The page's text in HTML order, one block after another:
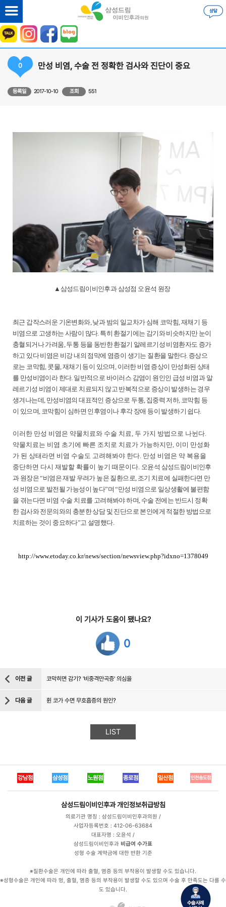
0 만성 비염, 수술 전 정확한 검사와 진단이 중요
등록일 2017-10-10 조회 551
▲삼성드림이비인후과 삼성점 오윤석 원장
최근 갑작스러운 기온변화와, 낮과 밤의 일교차가 심해 코막힘, 재채기 등
비염으로 고생하는 사람이 많다. 특히 환절기에는 감기와 비슷하지만 눈이
충혈되거나 가려움, 두통 등을 동반한 환절기 알레르기성 비염환자도 증가
하고 있다비염은 비강 내의 점막에 염증이 생기는 질환을 말한다. 증상으
로는 코막힘, 콧물, 재채기 등이 있으며, 이러한 비염 증상이 만성화된 상태
를 만성비염이라 한다. 일반적으로 바이러스 감염이 원인인 급성 비염과 알
레르기성 비염이 제대로 치료되지 않고 반복적으로 증상이 발생하는 경우
생겨나는데, 만성비염의 대표적인 증상으로 두통, 집중력 저하, 코막힘 등
이 있으며, 코막힘이 심하면 인후염이나 후각 장애 등이 발생하기 쉽다.
이러한 만성 비염은 약물치료와 수술 치료, 두 가지 방법으로 나뉜다.
약물치료는 비염 초기에 빠른 조치로 치료가 가능하지만, 이미 만성화
가 된 상태라면 비염 수술도 고려해봐야 한다. 만성 비염은 약 복용을
중단하면 다시 재발할 확률이 높기 때문이다. 오윤석 삼성드림이비인후
과 원장은 “비염은 재발 우려가 높은 질환으로, 조기 치료에 실패한다면 만
성 비염으로 발전될 가능성이 높다”며 “만성 비염으로 일상생활에 불편함
을 겪는다면 비염 수술 치료를 고려해봐야 하며, 수술 전에는 반드시 정확
한 검사와 전문의와의 충분한 상담 및 진단으로 본인에게 적절한 방법으로
치료하는 것이 중요하다”고 설명했다.
http://www.etoday.co.kr/news/section/newsview.php?idxno=1378049
이 기사가 도움이 됐나요?
0
이전 글 코막히면 감기? '비중격만곡증' 의심을
다음 글 휜 코가 수면 무호흡증의 원인?
LIST
강남점 삼성점 노원점 종로점 일산점 인천송도점
삼성드림이비인후과 개인정보취급방침
의료기관 명칭 : 삼성드림이비인후과의원 /
사업자등록번호 : 412-06-63684
대표자명 : 오윤석 /
삼성드림이비인후과 비급여 수가표
성형 수술 계약금에 대한 반환 기준
※질환수술은 개인에 따라 출혈, 염증 등의 부작용이 발생할 수도 있습니다.
※성형수술은 개인에 따라 멍, 출혈, 염증 등의 부작용이 발생할 수도 있으며 수술 후 만족도는 다를 수
도 있습니다.